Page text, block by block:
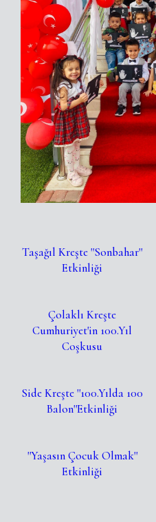
Taşağıl Kreşte ''Sonbahar''
Etkinliği
Çolaklı Kreşte
Cumhuriyet'in 100.Yıl
Coşkusu
Side Kreşte ''100.Yılda 100
Balon''Etkinliği
''Yaşasın Çocuk Olmak''
Etkinliği